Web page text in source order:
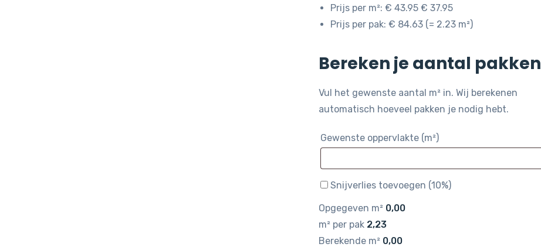
Prijs per m²: € 43.95 € 37.95
Prijs per pak: € 84.63 (= 2.23 m²)
Bereken je aantal pakken
Vul het gewenste aantal m² in. Wij berekenen
automatisch hoeveel pakken je nodig hebt.
Gewenste oppervlakte (m²)
Snijverlies toevoegen (10%)
Opgegeven m² 0,00
m² per pak 2,23
Berekende m² 0,00